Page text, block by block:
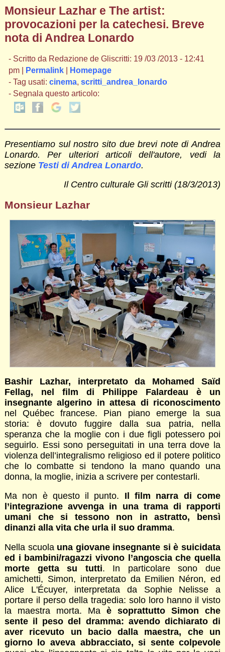
Monsieur Lazhar e The artist:
provocazioni per la catechesi. Breve
nota di Andrea Lonardo
- Scritto da Redazione de Gliscritti: 19 /03 /2013 - 12:41
pm |
Permalink|
Homepage
- Tag usati: cinema, scritti_andrea_lonardo
- Segnala questo articolo:
Presentiamo sul nostro sito due brevi note di Andrea
Lonardo. Per ulteriori articoli dell'autore, vedi la
sezione Testi di Andrea Lonardo.
Il Centro culturale Gli scritti (18/3/2013)
Monsieur Lazhar
Bashir Lazhar, interpretato da Mohamed Saïd
Fellag, nel film di Philippe Falardeau è un
insegnante algerino in attesa di riconoscimento
nel Québec francese. Pian piano emerge la sua
storia: è dovuto fuggire dalla sua patria, nella
speranza che la moglie con i due figli potessero poi
seguirlo. Essi sono perseguitati in una terra dove la
violenza dell’integralismo religioso ed il potere politico
che lo combatte si tendono la mano quando una
donna, la moglie, inizia a scrivere per contestarli.
Ma non è questo il punto. Il film narra di come
l’integrazione avvenga in una trama di rapporti
umani che si tessono non in astratto, bensì
dinanzi alla vita che urla il suo dramma.
Nella scuola una giovane insegnante si è suicidata
ed i bambini/ragazzi vivono l’angoscia che quella
morte getta su tutti. In particolare sono due
amichetti, Simon, interpretato da Emilien Néron, ed
Alice L'Écuyer, interpretata da Sophie Nelisse a
portare il perso della tragedia: solo loro hanno il visto
la maestra morta. Maè soprattutto Simon che
sente il peso del dramma: avendo dichiarato di
aver ricevuto un bacio dalla maestra, che un
giorno lo aveva abbracciato, si sente colpevole